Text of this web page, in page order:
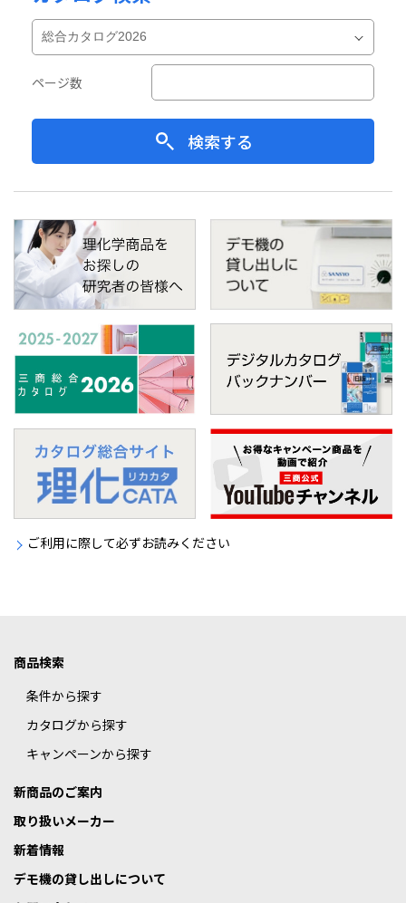
ページ数
検索する
ご利用に際して必ずお読みください
商品検索
条件から探す
カタログから探す
キャンペーンから探す
新商品のご案内
取り扱いメーカー
新着情報
デモ機の貸し出しについて